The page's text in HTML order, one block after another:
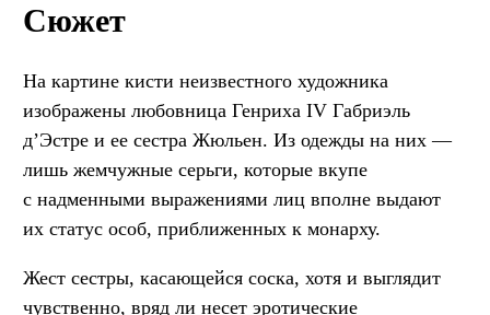
Сюжет
На картине кисти неизвестного художника
изображены любовница Генриха IV Габриэль
д’Эстре и ее сестра Жюльен. Из одежды на них —
лишь жемчужные серьги, которые вкупе
с надменными выражениями лиц вполне выдают
их статус особ, приближенных к монарху.
Жест сестры, касающейся соска, хотя и выглядит
чувственно, вряд ли несет эротические